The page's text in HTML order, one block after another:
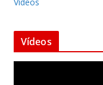
Vídeos